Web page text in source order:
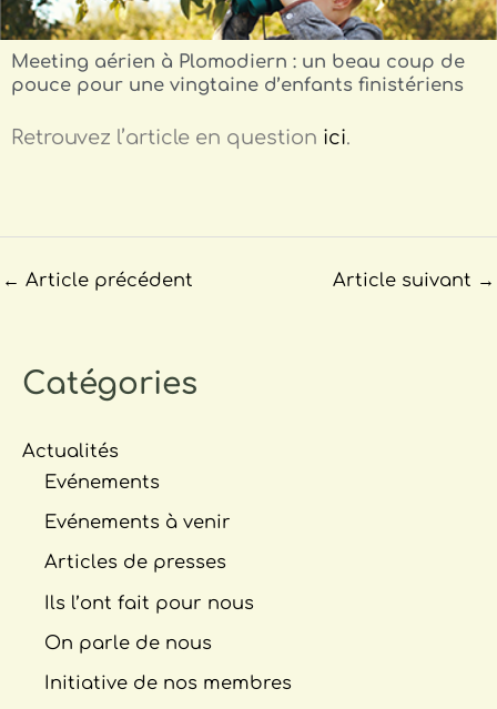
Meeting aérien à Plomodiern : un beau coup de
pouce pour une vingtaine d’enfants finistériens
Retrouvez l’article en question ici.
← Article précédent Article suivant →
Catégories
Actualités
Evénements
Evénements à venir
Articles de presses
Ils l’ont fait pour nous
On parle de nous
Initiative de nos membres